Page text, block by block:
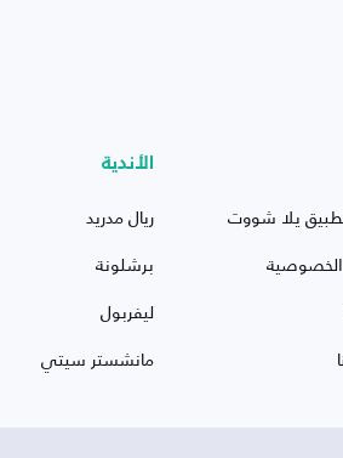
يلا شووت
الأندية
ريال مدريد
برشلونة
ليفربول
مانشستر سيتي